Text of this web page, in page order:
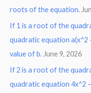
f
o
r
:
roots of the equation.
If 1 is a root of the
quadratic equation a(x^2
value of b. June 9, 2026
If 2 is a root of the
quadratic equation 4x^2